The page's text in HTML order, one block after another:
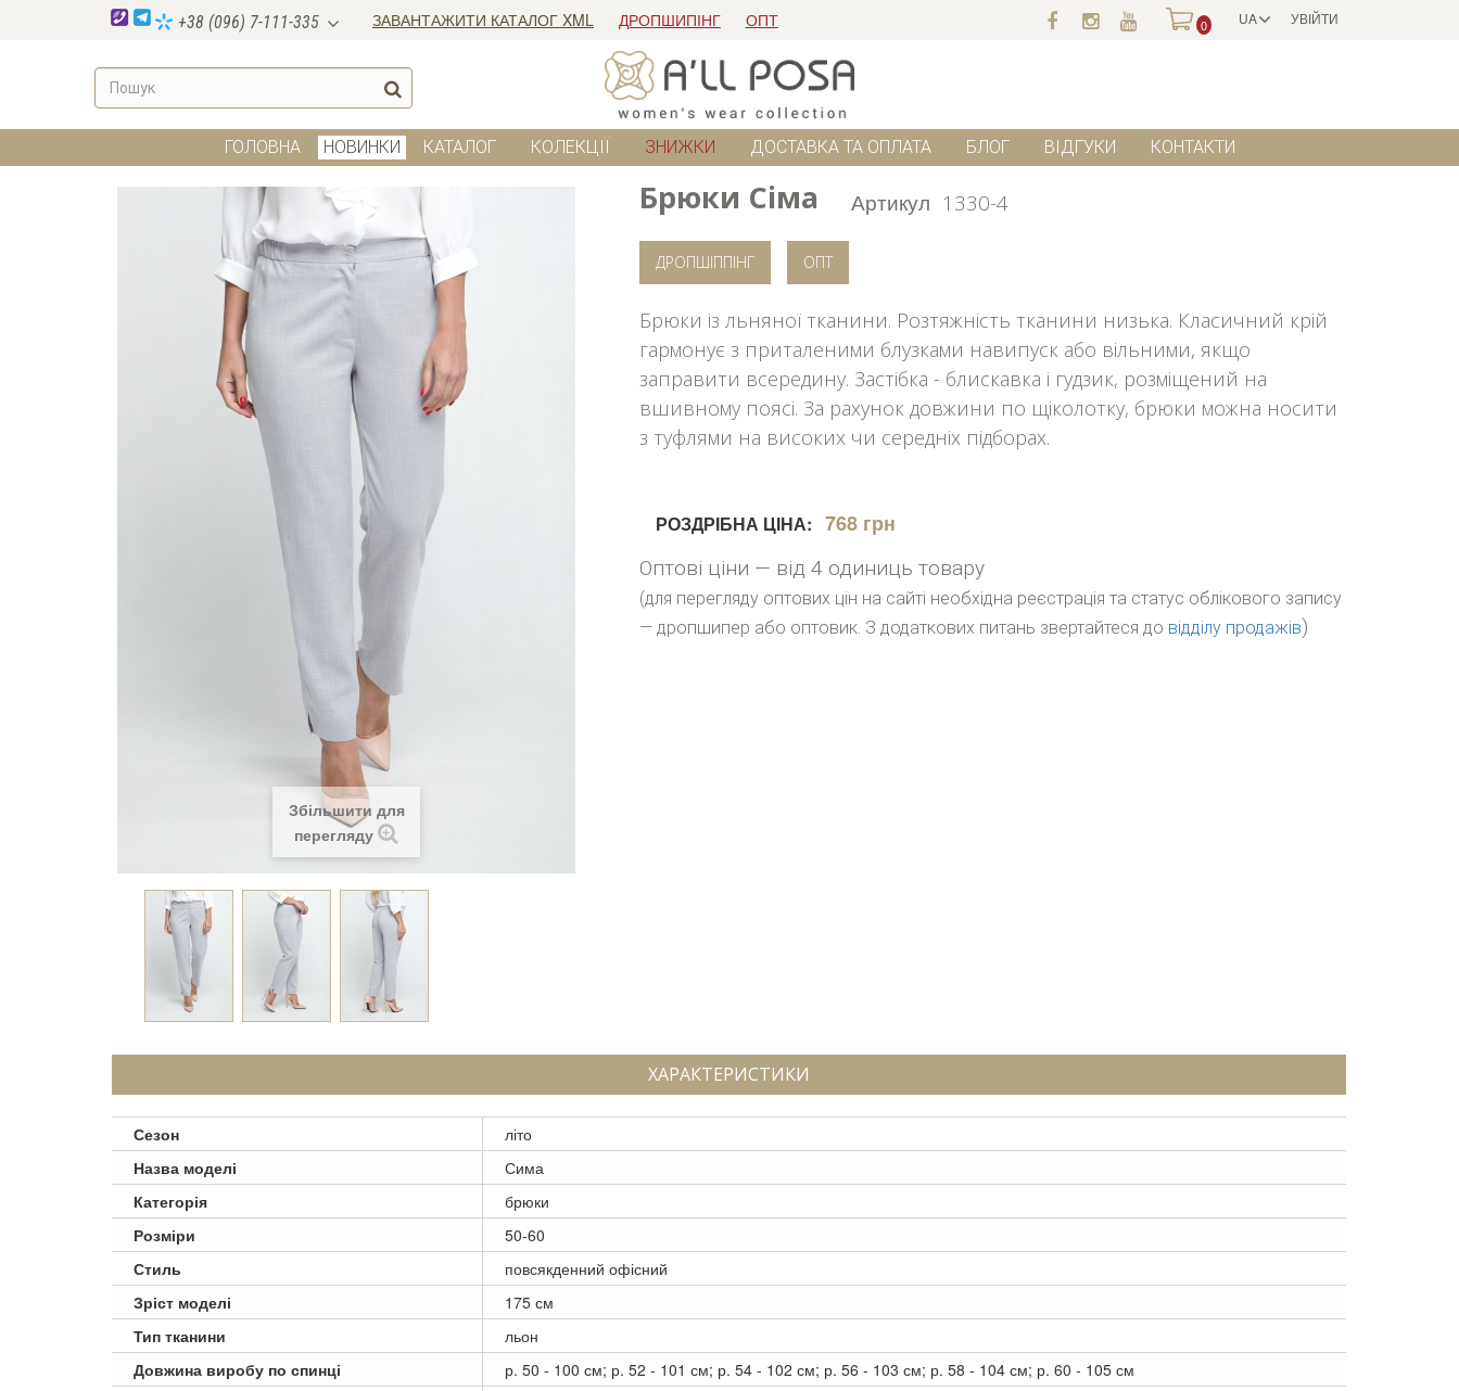
УВІЙТИ
UA
+38 (096) 7-111-335 ЗАВАНТАЖИТИ КАТАЛОГ XML ДРОПШИПІНГ ОПТ 0
ГОЛОВНА НОВИНКИ КАТАЛОГ КОЛЕКЦІЇ ЗНИЖКИ ДОСТАВКА ТА ОПЛАТА БЛОГ ВІДГУКИ КОНТАКТИ
Збільшити для
перегляду
Брюки Сіма Артикул 1330-4
ДРОПШІППІНГ ОПТ
Брюки із льняної тканини. Розтяжність тканини низька. Класичний крій
гармонує з приталеними блузками навипуск або вільними, якщо
заправити всередину. Застібка - блискавка і гудзик, розміщений на
вшивному поясі. За рахунок довжини по щіколотку, брюки можна носити
з туфлями на високих чи середніх підборах.
РОЗДРІБНА ЦІНА: 768 грн
Оптові ціни — від 4 одиниць товару
(для перегляду оптових цін на сайті необхідна реєстрація та статус облікового запису
— дропшипер або оптовик. З додаткових питань звертайтеся до відділу продажів)
ХАРАКТЕРИСТИКИ
Сезон
літо
Назва моделі
Сима
Категорія
брюки
Розміри
50-60
Стиль
повсякденний офісний
Зріст моделі
175 см
Тип тканини
льон
Довжина виробу по спинці
р. 50 - 100 см; р. 52 - 101 см; р. 54 - 102 см; р. 56 - 103 см; р. 58 - 104 см; р. 60 - 105 см